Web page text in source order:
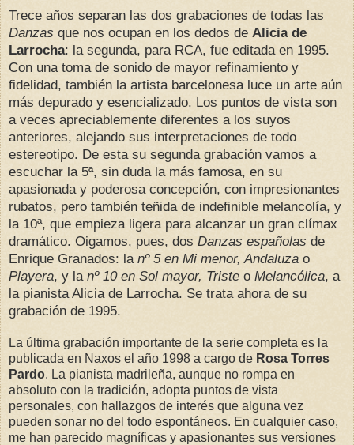
Trece años separan las dos grabaciones de todas las
Danzas que nos ocupan en los dedos de Alicia de
Larrocha: la segunda, para RCA, fue editada en 1995.
Con una toma de sonido de mayor refinamiento y
fidelidad, también la artista barcelonesa luce un arte aún
más depurado y esencializado. Los puntos de vista son
a veces apreciablemente diferentes a los suyos
anteriores, alejando sus interpretaciones de todo
estereotipo. De esta su segunda grabación vamos a
escuchar la 5ª, sin duda la más famosa, en su
apasionada y poderosa concepción, con impresionantes
rubatos, pero también teñida de indefinible melancolía, y
la 10ª, que empieza ligera para alcanzar un gran clímax
dramático. Oigamos, pues, dos Danzas españolas de
Enrique Granados: la nº 5 en Mi menor, Andaluza o
Playera, y la nº 10 en Sol mayor, Triste o Melancólica, a
la pianista Alicia de Larrocha. Se trata ahora de su
grabación de 1995.
La última grabación importante de la serie completa es la
publicada en Naxos el año 1998 a cargo de Rosa Torres
Pardo. La pianista madrileña, aunque no rompa en
absoluto con la tradición, adopta puntos de vista
personales, con hallazgos de interés que alguna vez
pueden sonar no del todo espontáneos. En cualquier caso,
me han parecido magníficas y apasionantes sus versiones